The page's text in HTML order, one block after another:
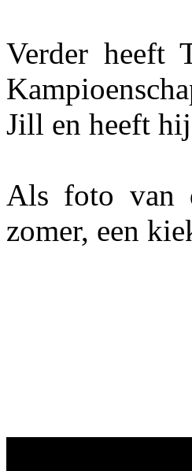
Verder heeft
Jill en heeft
Als foto van
zomer, een